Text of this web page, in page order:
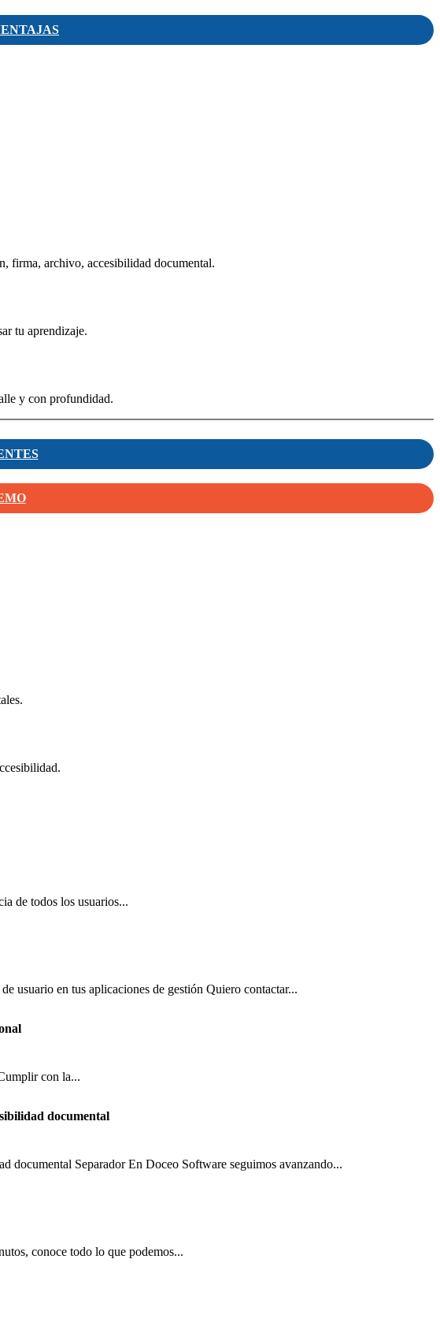
firma, archivo, accesibilidad documental.
tu aprendizaje.
y con profundidad.
de todos los usuarios...
usuario en tus aplicaciones de gestión Quiero contactar...
con la...
documental
documental Separador En Doceo Software seguimos avanzando...
conoce todo lo que podemos...